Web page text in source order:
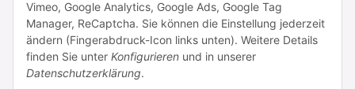
Vimeo, Google Analytics, Google Ads, Google Tag
Manager, ReCaptcha. Sie können die Einstellung jederzeit
ändern (Fingerabdruck-Icon links unten). Weitere Details
finden Sie unter Konfigurieren und in unserer
Datenschutzerklärung.
Informationen
Zahlung & Versand